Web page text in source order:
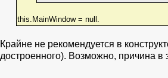
this.MainWindow = null.
Крайне не рекомендуется в
достроенного). Возможно, причина в